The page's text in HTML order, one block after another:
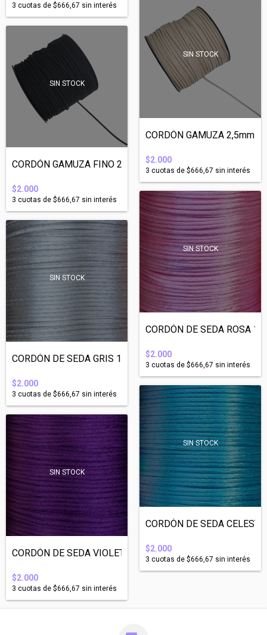
3 cuotas de $666,67 sin interés
SIN STOCK
CORDÓN GAMUZA FINO 2mm ESPESOR NEGRO - 5...
$2.000
3 cuotas de $666,67 sin interés
SIN STOCK
CORDÓN GAMUZA 2,5mm
$2.000
3 cuotas de $666,67 sin interés
SIN STOCK
CORDÓN DE SEDA GRIS 1mm ESPESOR - 10 MET...
$2.000
3 cuotas de $666,67 sin interés
SIN STOCK
CORDÓN DE SEDA ROSA
$2.000
3 cuotas de $666,67 sin interés
SIN STOCK
CORDÓN DE SEDA VIOLETA 1mm ESPESOR - 10...
$2.000
3 cuotas de $666,67 sin interés
SIN STOCK
CORDÓN DE SEDA
$2.000
3 cuotas de $666,67 sin interés